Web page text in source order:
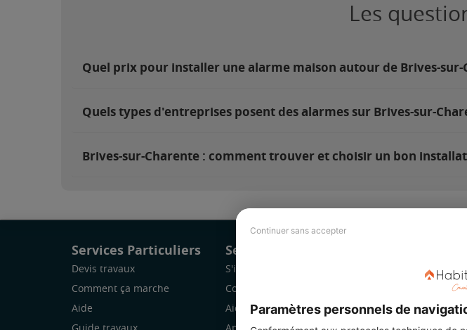
Continuer sans accepter
Paramètres personnels de
Les
Quel prix pour installer une alarme maison autour de Brives-sur-
Quels types d'entreprises posent des alarmes sur Brives-sur-
Brives-sur-Charente : comment trouver et choisir un bon
Services Particuliers
Devis travaux
Comment ça marche
Aide
Services Pro
S'inscrire
Comment ça marche
Aide
Revue de presse